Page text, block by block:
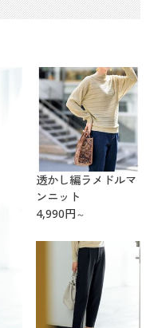
透かし編ラメドルマ
ンニット
4,990円～